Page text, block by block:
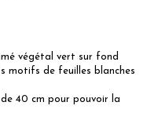
végétal vert sur fond
motifs de feuilles blanches
40 cm pour pouvoir la